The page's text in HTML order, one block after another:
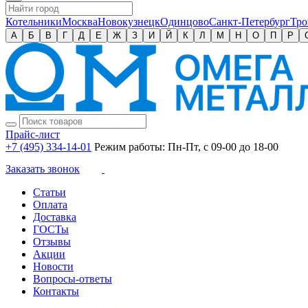
КотельникиМоскваНовокузнецкОдинцовоСанкт-Петербург
А Б В Г Д Е Ж З И Й К Л М Н О П Р
Прайс-лист
+7 (495) 334-14-01 Режим работы: Пн-Пт, с 09-00 до 18-00
Заказать звонок
Статьи
Оплата
Доставка
ГОСТы
Отзывы
Акции
Новости
Вопросы-ответы
Контакты